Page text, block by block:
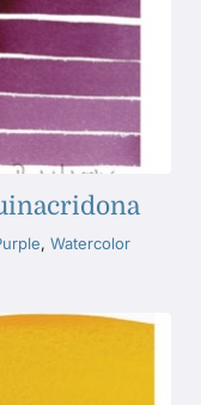
, Watercolor